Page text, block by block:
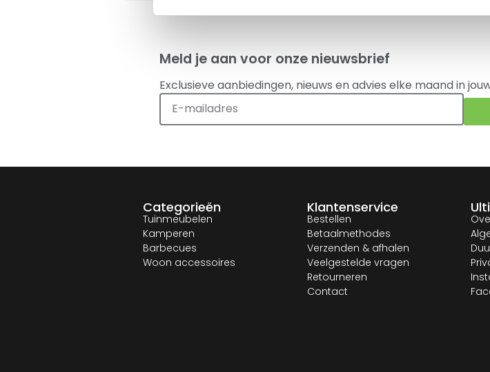
Meld je aan voor onze nieuwsbrief
Exclusieve aanbiedingen, nieuws en advies elke maand in
Categorieën
Tuinmeubelen
Kamperen
Barbecues
Woon accessoires
Klantenservice
Bestellen
Betaalmethodes
Verzenden & afhalen
Veelgestelde vragen
Retourneren
Contact